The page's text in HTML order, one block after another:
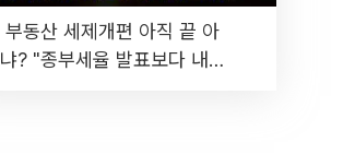
부동산 세제개편 아직 끝 아
냐? "종부세율 발표보다 내릴